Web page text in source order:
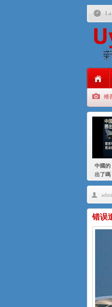
维
中國的
出了嗎
错误